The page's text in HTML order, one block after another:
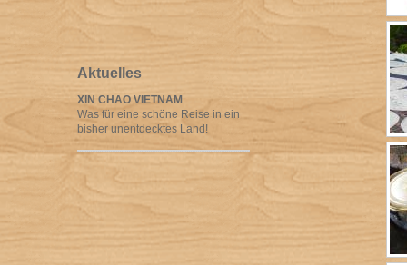
Aktuelles
XIN CHAO VIETNAM
Was für eine schöne Reise in ein
bisher unentdecktes Land!